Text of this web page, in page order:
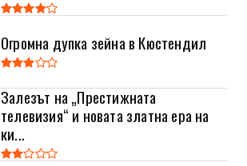
Огромна дупка зейна в Кюстендил
Залезът на „Престижната
телевизия“ и новата златна ера на
ки...